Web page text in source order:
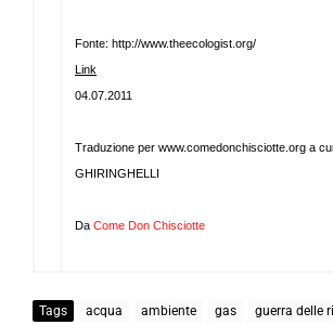
Fonte: http://www.theecologist.org/
Link
04.07.2011
Traduzione per www.comedonchisciotte.org a
GHIRINGHELLI
Da Come Don Chisciotte
Tags acqua ambiente gas guerra delle